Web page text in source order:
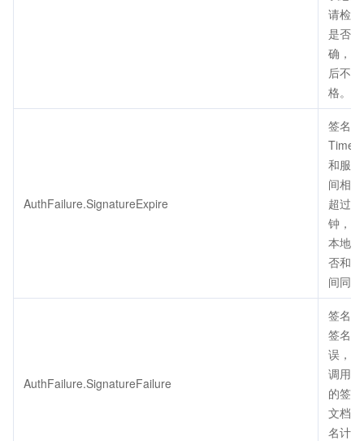
请检
是否
确，
后不
格。
AuthFailure.SignatureExpire
签名
和服
间相
超过
钟，
本地
否和
间同
AuthFailure.SignatureFailure
签名
签名
误，
调用
的签
文档
名计